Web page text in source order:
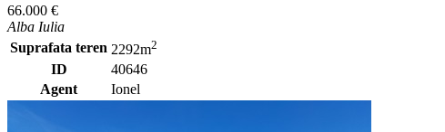
66.000 €
Alba Iulia
Suprafata teren 2292m2
ID
40646
Agent
Ionel